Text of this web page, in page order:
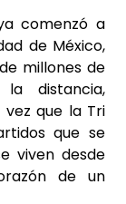
comenzó a
de México,
millones de
distancia,
que la Tri
que se
viven desde
de un